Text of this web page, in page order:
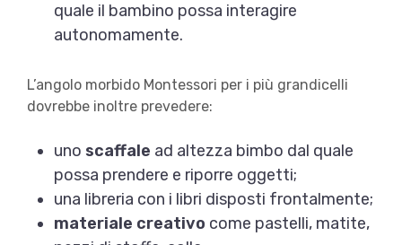
quale il bambino possa interagire
autonomamente.
L’angolo morbido Montessori per i più grandicelli
dovrebbe inoltre prevedere:
uno scaffale ad altezza bimbo dal quale
possa prendere e riporre oggetti;
una libreria con i libri disposti frontalmente;
materiale creativo come pastelli, matite,